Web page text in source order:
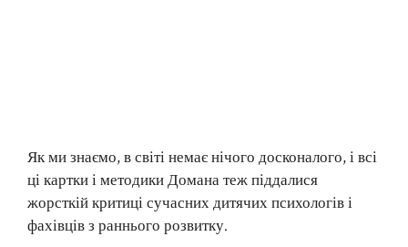
Як ми знаємо, в світі немає нічого досконалого, і всі
ці картки і методики Домана теж піддалися
жорсткій критиці сучасних дитячих психологів і
фахівців з раннього розвитку.